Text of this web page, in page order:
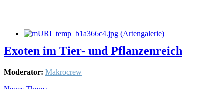
Exoten im Tier- und Pflanzenreich
Moderator: Makrocrew